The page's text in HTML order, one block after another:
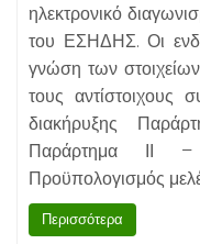
ηλεκτρονικό
του ΕΣΗΔΗΣ. Οι
γνώση των
τους αντίστοιχους
διακήρυξης
Παράρτημα ΙΙ
Προϋπολογισμός
Περισσότερα